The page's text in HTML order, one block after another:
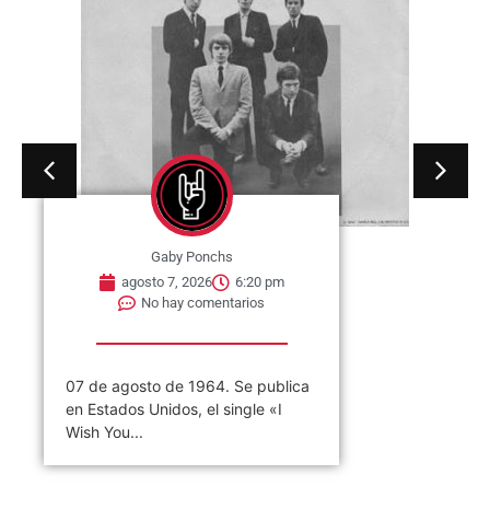
Gaby Ponchs
agosto 7, 2026
6:20 pm
No hay comentarios
07 de agosto de 1964. Se publica
en Estados Unidos, el single «I
Wish You...